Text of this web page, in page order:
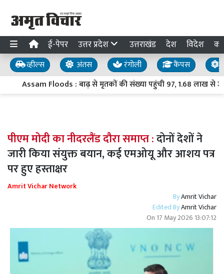
ई-पेपर उत्तर प्रदेश उत्तराखंड देश विदेश
व्हील्स अंतस रंगोली कैंपस
Assam Floods : बाढ़ से मृतकों की संख्या पहुंची 97, 1.68 लाख से
पीएम मोदी का नीदरलैंड दौरा समाप्त :दोनों देशों ने
जारी किया संयुक्त बयान, कई एमओयू और आशय पत्र
पर हुए हस्ताक्षर
Amrit Vichar Network
ByAmrit Vichar
Edited ByAmrit Vichar
On 17 May 2026 13:07:12